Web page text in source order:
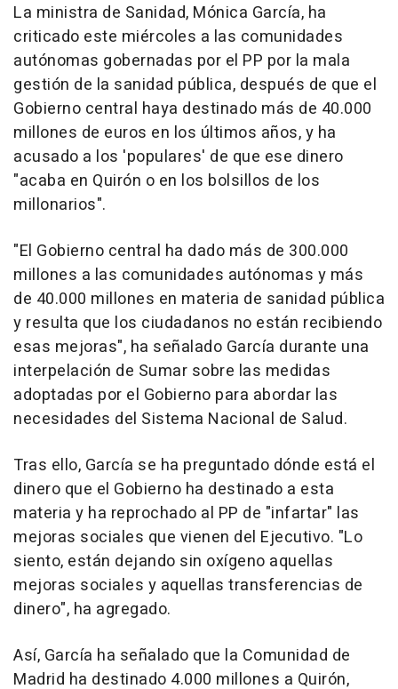
La ministra de Sanidad, Mónica García, ha
criticado este miércoles a las comunidades
autónomas gobernadas por el PP por la mala
gestión de la sanidad pública, después de que el
Gobierno central haya destinado más de 40.000
millones de euros en los últimos años, y ha
acusado a los 'populares' de que ese dinero
"acaba en Quirón o en los bolsillos de los
millonarios".
"El Gobierno central ha dado más de 300.000
millones a las comunidades autónomas y más
de 40.000 millones en materia de sanidad pública
y resulta que los ciudadanos no están recibiendo
esas mejoras", ha señalado García durante una
interpelación de Sumar sobre las medidas
adoptadas por el Gobierno para abordar las
necesidades del Sistema Nacional de Salud.
Tras ello, García se ha preguntado dónde está el
dinero que el Gobierno ha destinado a esta
materia y ha reprochado al PP de "infartar" las
mejoras sociales que vienen del Ejecutivo. "Lo
siento, están dejando sin oxígeno aquellas
mejoras sociales y aquellas transferencias de
dinero", ha agregado.
Así, García ha señalado que la Comunidad de
Madrid ha destinado 4.000 millones a Quirón,